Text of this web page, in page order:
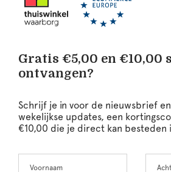
Gratis €5,00 en €10,00
ontvangen?
Schrijf je in voor de nieuwsbrief
wekelijkse updates, een
€10,00 die je direct kan besteden
this